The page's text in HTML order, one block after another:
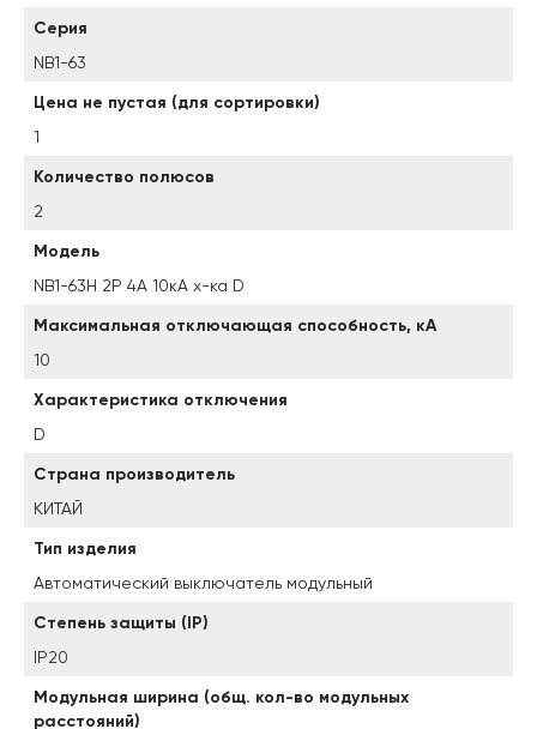
Серия
NB1-63
Цена не пустая (для сортировки)
1
Количество полюсов
2
Модель
NB1-63H 2P 4A 10кА х-ка D
Максимальная отключающая способность, кА
10
Характеристика отключения
D
Страна производитель
КИТАЙ
Тип изделия
Автоматический выключатель модульный
Степень защиты (IP)
IP20
Модульная ширина (общ. кол-во модульных
расстояний)